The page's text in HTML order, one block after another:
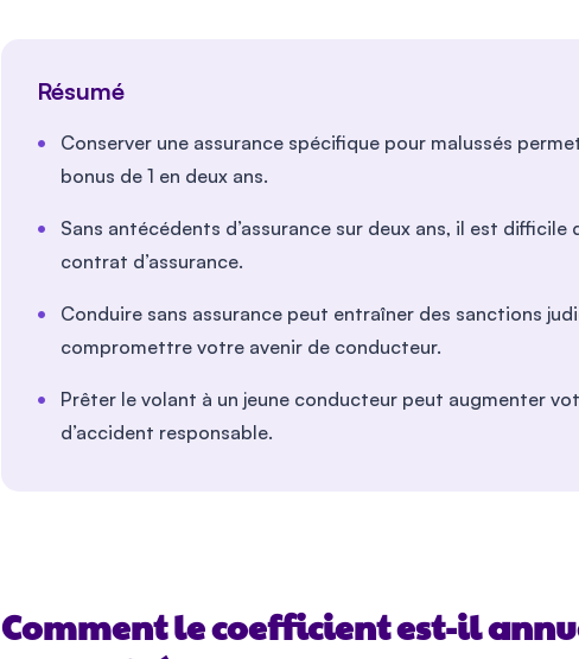
Résumé
Conserver une assurance spécifique pour malussés
bonus de 1 en deux ans.
Sans antécédents d’assurance sur deux ans, il est difficile
contrat d’assurance.
Conduire sans assurance peut entraîner des sanctions
compromettre votre avenir de conducteur.
Prêter le volant à un jeune conducteur peut augmenter
d’accident responsable.
Comment le coefficient est-il